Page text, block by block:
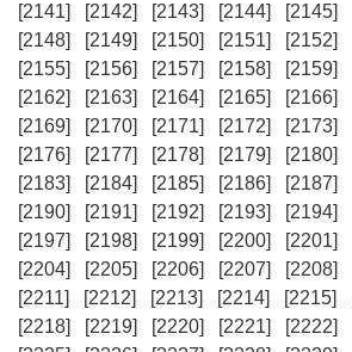
[2141]
[2142] [2143] [2144] [2145]
[2148]
[2149] [2150] [2151] [2152]
[2155]
[2156] [2157] [2158] [2159]
[2162]
[2163] [2164] [2165] [2166]
[2169]
[2170] [2171] [2172] [2173]
[2176]
[2177] [2178] [2179] [2180]
[2183]
[2184] [2185] [2186] [2187]
[2190]
[2191] [2192] [2193] [2194]
[2197]
[2198] [2199] [2200] [2201]
[2204]
[2205] [2206] [2207] [2208]
[2211]
[2212] [2213] [2214] [2215]
[2218]
[2219] [2220] [2221] [2222]